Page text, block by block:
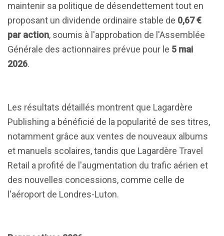
maintenir sa politique de désendettement tout en
proposant un dividende ordinaire stable de 0,67 €
par action, soumis à l'approbation de l'Assemblée
Générale des actionnaires prévue pour le 5 mai
2026.
Les résultats détaillés montrent que Lagardère
Publishing a bénéficié de la popularité de ses titres,
notamment grâce aux ventes de nouveaux albums
et manuels scolaires, tandis que Lagardère Travel
Retail a profité de l'augmentation du trafic aérien et
des nouvelles concessions, comme celle de
l'aéroport de Londres-Luton.